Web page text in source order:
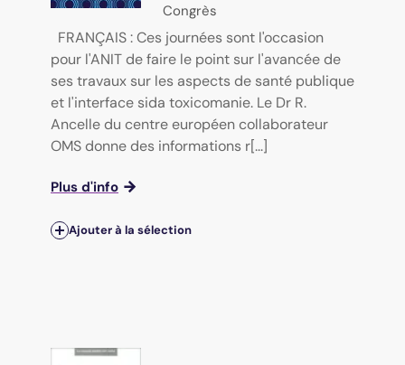
Congrès
FRANÇAIS : Ces journées sont l'occasion
pour l'ANIT de faire le point sur l'avancée de
ses travaux sur les aspects de santé publique
et l'interface sida toxicomanie. Le Dr R.
Ancelle du centre européen collaborateur
OMS donne des informations r[...]
Plus d'info
Ajouter à la sélection